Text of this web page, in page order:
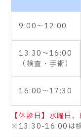
9:00～12:00
13:30～16:00
（検査・手術）
16:00～17:30
【休診日】水曜日
※13:30-16:00は検